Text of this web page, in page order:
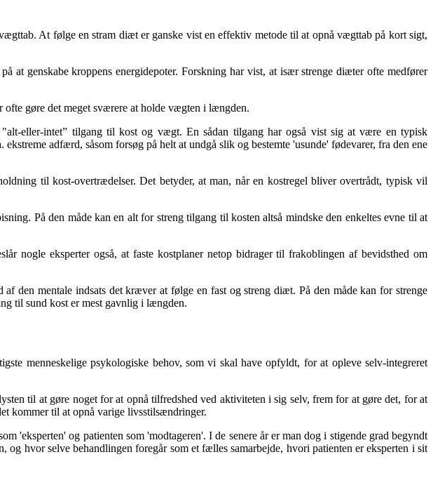
At følge en stram diæt er ganske vist en effektiv metode til at opnå vægttab på kort sigt,
at genskabe kroppens energidepoter. Forskning har vist, at især strenge diæter ofte medfører
gøre det meget sværere at holde vægten i længden.
eller-intet” tilgang til kost og vægt. En sådan tilgang har også vist sig at være en typisk
adfærd, såsom forsøg på helt at undgå slik og bestemte 'usunde' fødevarer, fra den ene
til kost-overtrædelser. Det betyder, at man, når en kostregel bliver overtrådt, typisk vil
På den måde kan en alt for streng tilgang til kosten altså mindske den enkeltes evne til at
nogle eksperter også, at faste kostplaner netop bidrager til frakoblingen af bevidsthed om
den mentale indsats det kræver at følge en fast og streng diæt. På den måde kan for strenge
til sund kost er mest gavnlig i længden.
menneskelige psykologiske behov, som vi skal have opfyldt, for at opleve selv-integreret
til at gøre noget for at opnå tilfredshed ved aktiviteten i sig selv, frem for at gøre det, for at
kommer til at opnå varige livsstilsændringer.
'eksperten' og patienten som 'modtageren'. I de senere år er man dog i stigende grad begyndt
hvor selve behandlingen foregår som et fælles samarbejde, hvori patienten er eksperten i sit